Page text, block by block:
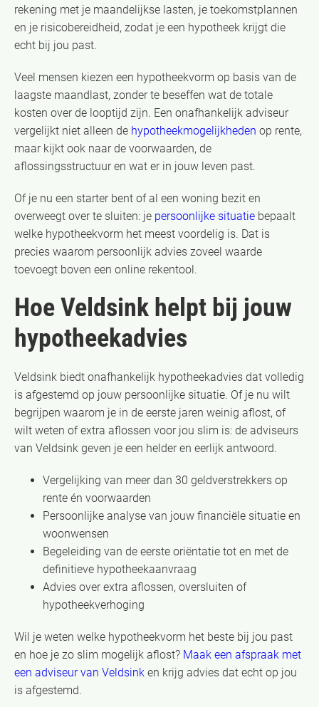
rekening met je maandelijkse lasten, je toekomstplannen
en je risicobereidheid, zodat je een hypotheek krijgt die
echt bij jou past.
Veel mensen kiezen een hypotheekvorm op basis van de
laagste maandlast, zonder te beseffen wat de totale
kosten over de looptijd zijn. Een onafhankelijk adviseur
vergelijkt niet alleen de hypotheekmogelijkheden op rente,
maar kijkt ook naar de voorwaarden, de
aflossingsstructuur en wat er in jouw leven past.
Of je nu een starter bent of al een woning bezit en
overweegt over te sluiten: je persoonlijke situatie bepaalt
welke hypotheekvorm het meest voordelig is. Dat is
precies waarom persoonlijk advies zoveel waarde
toevoegt boven een online rekentool.
Hoe Veldsink helpt bij jouw
hypotheekadvies
Veldsink biedt onafhankelijk hypotheekadvies dat volledig
is afgestemd op jouw persoonlijke situatie. Of je nu wilt
begrijpen waarom je in de eerste jaren weinig aflost, of
wilt weten of extra aflossen voor jou slim is: de adviseurs
van Veldsink geven je een helder en eerlijk antwoord.
Vergelijking van meer dan 30 geldverstrekkers op
rente én voorwaarden
Persoonlijke analyse van jouw financiële situatie en
woonwensen
Begeleiding van de eerste oriëntatie tot en met de
definitieve hypotheekaanvraag
Advies over extra aflossen, oversluiten of
hypotheekverhoging
Wil je weten welke hypotheekvorm het beste bij jou past
en hoe je zo slim mogelijk aflost? Maak een afspraak met
een adviseur van Veldsink en krijg advies dat echt op jou
is afgestemd.